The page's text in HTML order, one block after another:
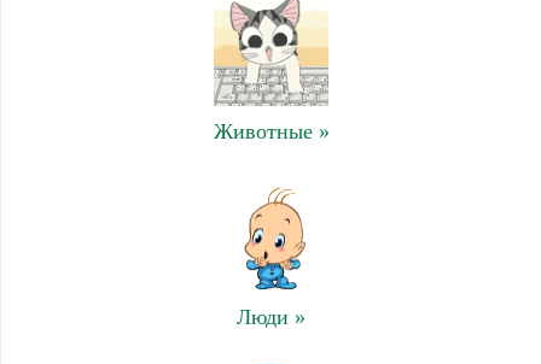
Животные »
Люди »